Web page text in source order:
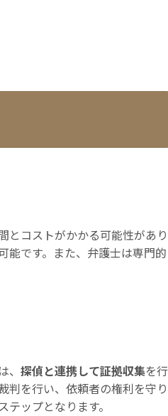
とコストがかかる可能性があり
能です。また、弁護士は専門的
探偵と連携して証拠収集を行
判を行い、依頼者の権利を守り
ップとなります。